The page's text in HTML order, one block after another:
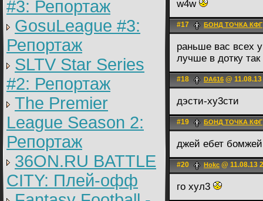
#3: Репортаж
GosuLeague #3:
Репортаж
SLTV Star Series
#2: Репортаж
The Premier
League Season 2:
Репортаж
36ON.RU BATTLE
CITY: Плей-офф
w4w
#17 БОНД ТОЧКА КФГ
раньше вас всех
лучше в дотку так
#18 DA616 @
дэсти-ху3сти
#19 БОНД ТОЧКА КФГ
джей ебет бомжей
#20 Hokc @ 11.08.13
го хул3